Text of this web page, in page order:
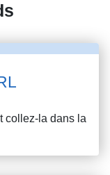
collez-la dans la